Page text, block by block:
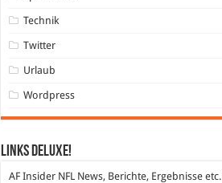
Technik
Twitter
Urlaub
Wordpress
Links DeLuXe!
AF InsiderNFL News, Berichte, Ergebnisse etc.